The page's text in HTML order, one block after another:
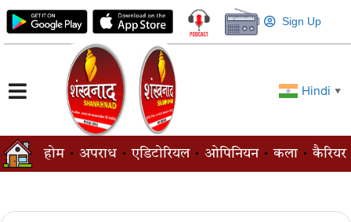
Sign Up
Hindi ▼
होम अपराध एडिटोरियल ओपिनियन कला कैरियर